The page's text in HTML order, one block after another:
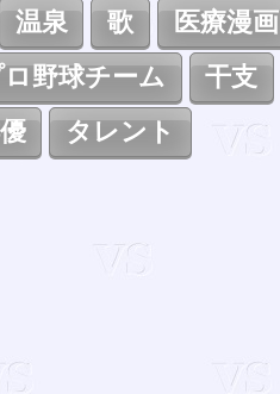
温泉 歌 医療漫画
ロ野球チーム 干支
タレント